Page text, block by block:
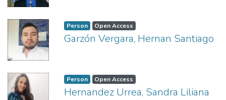
Person Open Access
Garzón Vergara, Hernan Santiago
Person Open Access
Hernandez Urrea, Sandra Liliana